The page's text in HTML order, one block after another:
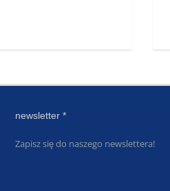
newsletter *
Zapisz się do naszego newslettera!